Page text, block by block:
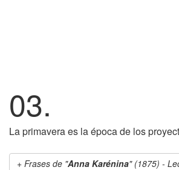
03.
La primavera es la época de los
Frases de "Anna Karénina" (1875) -